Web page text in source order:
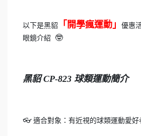
以下是黑貂 「開學瘋運動」
優惠
眼鏡介紹
🤓
黑貂 CP-823 球類運動簡介
👓 適合對象：有近視的球類運動愛好